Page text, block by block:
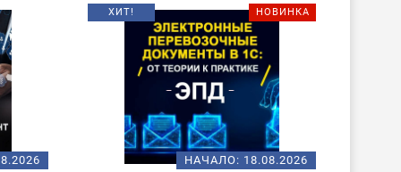
НОВИНКА
ХИТ!
НАЧАЛО: 18.08.2026